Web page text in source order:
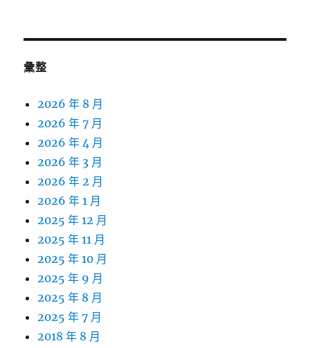
彙整
2026 年 8 月
2026 年 7 月
2026 年 4 月
2026 年 3 月
2026 年 2 月
2026 年 1 月
2025 年 12 月
2025 年 11 月
2025 年 10 月
2025 年 9 月
2025 年 8 月
2025 年 7 月
2018 年 8 月